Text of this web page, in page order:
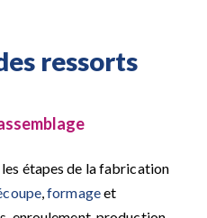
ressorts
étapes de la fabrication
,formageet